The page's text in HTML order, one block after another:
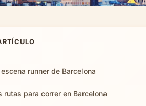
runner de Barcelona
rutas para correr en Barcelona